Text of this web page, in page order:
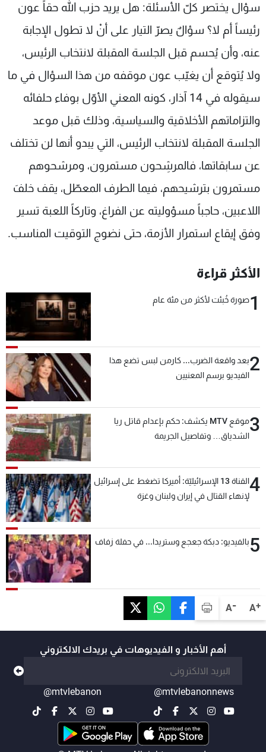
A+
A-
سؤال يختصر كلّ الأسئلة: هل يريد حزب الله حقاً عون
رئيساً أم لا؟ سؤالٌ يصرّ التيار على أنْ لا تطول الإجابة
عنه، وأن يُحسم قبل الجلسة المقبلة لانتخاب الرئيس،
ولا يُتوقع أن يغيّب عون موقفه من هذا السؤال في ما
سيقوله في 14 آذار، كونه المعني الأوّل بوفاء حلفائه
والتزاماتهم الأخلاقية والسياسية، وذلك قبل موعد
الجلسة المقبلة لانتخاب الرئيس، التي يبدو أنها لن تختلف
عن سابقاتها، فالمرشِحون مستمرون، ومرشحوهم
مستمرون بترشيحهم، فيما الطرف المعطّل، يقف خلفَ
اللاعبين، حاجباً مسؤوليته عن الفراغ، وتاركاً اللعبة تسير
وفق إيقاع استمرار الأزمة، حتى نضوج التوقيت المناسب.
الأكثر قراءة
1صورة خُبئت لأكثر من مئة عام
2بعد واقعة الضرب... كارمن لبس تضع هذا
الفيديو برسم المعنيين
3
موقع MTV يكشف: حكم بإعدام قاتل ريا
الشدياق… وتفاصيل الجريمة
4
القناة 13 الإسرائيليّة: أميركا تضغط على إسرائيل
لإنهاء القتال في إيران ولبنان وغزة
5بالفيديو: دبكة جعجع وستريدا... في حفلة زفاف
أهم الأخبار و الفيديوهات في بريدك الالكتروني
@mtvlebanonnews
@mtvlebanon